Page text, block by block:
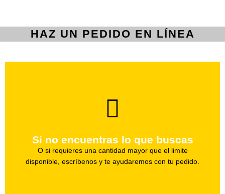
HAZ UN PEDIDO EN LÍNEA
Si no encuentras lo que buscas
O si requieres una cantidad mayor que el limite
disponible, escríbenos y te ayudaremos con tu pedido.
Haz tu pedido